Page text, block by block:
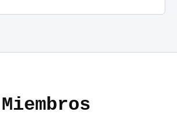
Miembros